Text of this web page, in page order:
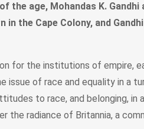
age, Mohandas K. Gandhi
the Cape Colony, and
for the institutions of empire,
issue of race and equality in a
to race, and belonging, in
radiance of Britannia, a